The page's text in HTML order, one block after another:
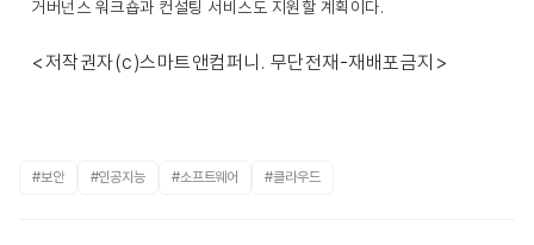
거버넌스 워크숍과 컨설팅 서비스도 지원할 계획이다.
<저작권자(c)스마트앤컴퍼니. 무단전재-재배포금지>
#보안 #인공지능 #소프트웨어 #클라우드